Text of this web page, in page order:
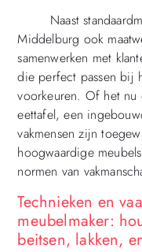
Naast
Middelburg ook
samenwerken met
die perfect passen bij
voorkeuren. Of het nu
eettafel, een
vakmensen zijn
hoogwaardige
normen van
Technieken en
meubelmaker:
beitsen, lakken,